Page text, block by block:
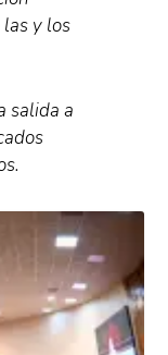
y los
salida a